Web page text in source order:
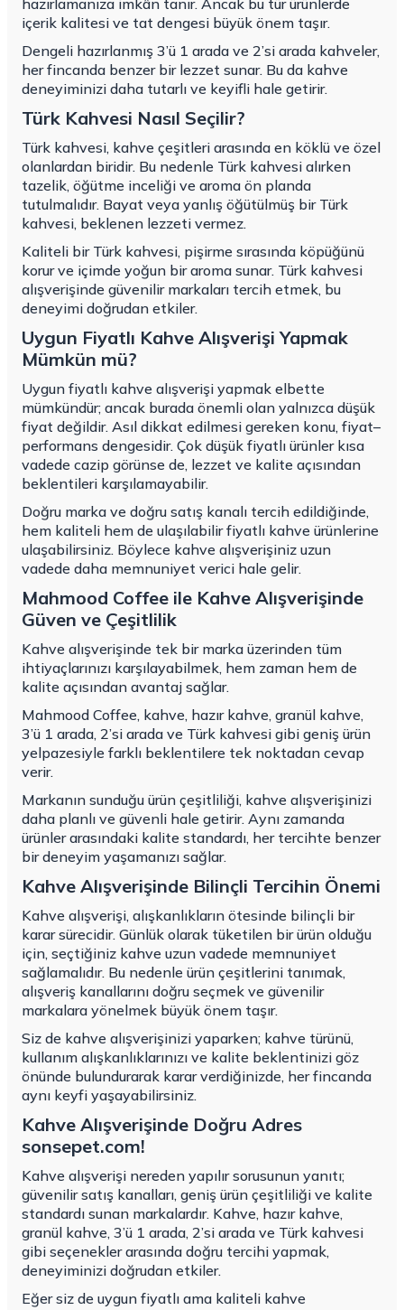
hazırlamanıza imkân tanır. Ancak bu tür ürünlerde
içerik kalitesi ve tat dengesi büyük önem taşır.
Dengeli hazırlanmış 3’ü 1 arada ve 2’si arada kahveler,
her fincanda benzer bir lezzet sunar. Bu da kahve
deneyiminizi daha tutarlı ve keyifli hale getirir.
Türk Kahvesi Nasıl Seçilir?
Türk kahvesi, kahve çeşitleri arasında en köklü ve özel
olanlardan biridir. Bu nedenle Türk kahvesi alırken
tazelik, öğütme inceliği ve aroma ön planda
tutulmalıdır. Bayat veya yanlış öğütülmüş bir Türk
kahvesi, beklenen lezzeti vermez.
Kaliteli bir Türk kahvesi, pişirme sırasında köpüğünü
korur ve içimde yoğun bir aroma sunar. Türk kahvesi
alışverişinde güvenilir markaları tercih etmek, bu
deneyimi doğrudan etkiler.
Uygun Fiyatlı Kahve Alışverişi Yapmak
Mümkün mü?
Uygun fiyatlı kahve alışverişi yapmak elbette
mümkündür; ancak burada önemli olan yalnızca düşük
fiyat değildir. Asıl dikkat edilmesi gereken konu, fiyat–
performans dengesidir. Çok düşük fiyatlı ürünler kısa
vadede cazip görünse de, lezzet ve kalite açısından
beklentileri karşılamayabilir.
Doğru marka ve doğru satış kanalı tercih edildiğinde,
hem kaliteli hem de ulaşılabilir fiyatlı kahve ürünlerine
ulaşabilirsiniz. Böylece kahve alışverişiniz uzun
vadede daha memnuniyet verici hale gelir.
Mahmood Coffee ile Kahve Alışverişinde
Güven ve Çeşitlilik
Kahve alışverişinde tek bir marka üzerinden tüm
ihtiyaçlarınızı karşılayabilmek, hem zaman hem de
kalite açısından avantaj sağlar.
Mahmood Coffee, kahve, hazır kahve, granül kahve,
3’ü 1 arada, 2’si arada ve Türk kahvesi gibi geniş ürün
yelpazesiyle farklı beklentilere tek noktadan cevap
verir.
Markanın sunduğu ürün çeşitliliği, kahve alışverişinizi
daha planlı ve güvenli hale getirir. Aynı zamanda
ürünler arasındaki kalite standardı, her tercihte benzer
bir deneyim yaşamanızı sağlar.
Kahve Alışverişinde Bilinçli Tercihin Önemi
Kahve alışverişi, alışkanlıkların ötesinde bilinçli bir
karar sürecidir. Günlük olarak tüketilen bir ürün olduğu
için, seçtiğiniz kahve uzun vadede memnuniyet
sağlamalıdır. Bu nedenle ürün çeşitlerini tanımak,
alışveriş kanallarını doğru seçmek ve güvenilir
markalara yönelmek büyük önem taşır.
Siz de kahve alışverişinizi yaparken; kahve türünü,
kullanım alışkanlıklarınızı ve kalite beklentinizi göz
önünde bulundurarak karar verdiğinizde, her fincanda
aynı keyfi yaşayabilirsiniz.
Kahve Alışverişinde Doğru Adres
sonsepet.com!
Kahve alışverişi nereden yapılır sorusunun yanıtı;
güvenilir satış kanalları, geniş ürün çeşitliliği ve kalite
standardı sunan markalardır. Kahve, hazır kahve,
granül kahve, 3’ü 1 arada, 2’si arada ve Türk kahvesi
gibi seçenekler arasında doğru tercihi yapmak,
deneyiminizi doğrudan etkiler.
Eğer siz de uygun fiyatlı ama kaliteli kahve